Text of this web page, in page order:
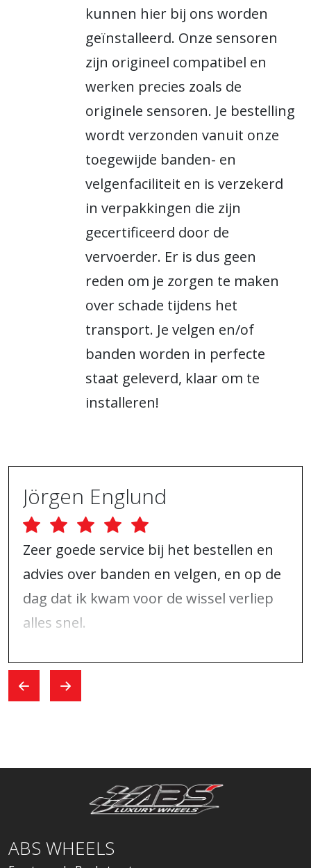
kunnen hier bij ons worden
geïnstalleerd. Onze sensoren
zijn origineel compatibel en
werken precies zoals de
originele sensoren. Je bestelling
wordt verzonden vanuit onze
toegewijde banden- en
velgenfaciliteit en is verzekerd
in verpakkingen die zijn
gecertificeerd door de
vervoerder. Er is dus geen
reden om je zorgen te maken
over schade tijdens het
transport. Je velgen en/of
banden worden in perfecte
staat geleverd, klaar om te
installeren!
Jörgen Englund
Zeer goede service bij het bestellen en
advies over banden en velgen, en op de
dag dat ik kwam voor de wissel verliep
alles snel.
ABS WHEELS